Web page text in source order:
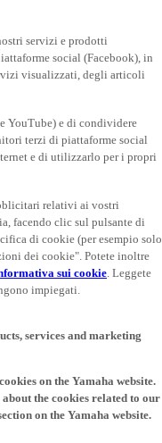
servizi e prodotti
social (Facebook), in
visualizzati, degli articoli
YouTube) e di condividere
terzi di piattaforme social
e di utilizzarlo per i propri
relativi ai vostri
facendo clic sul pulsante di
di cookie (per esempio solo
dei cookie". Potete inoltre
sui cookie. Leggete
impiegati.
services and marketing
on the Yamaha website.
the cookies related to our
on the Yamaha website.